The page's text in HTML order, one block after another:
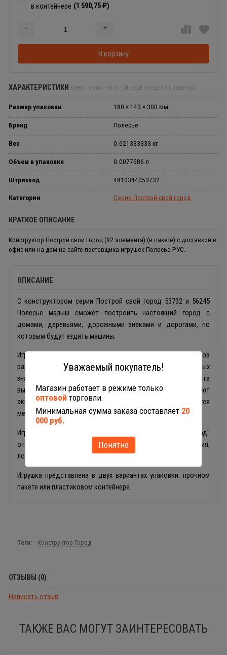
в контейнере (1 590,75 ₽)
- +
В корзину
ХАРАКТЕРИСТИКИ КОНСТРУКТОР ПОСТРОЙ СВОЙ ГОРОД (92 ЭЛЕМЕНТА)
Размер упаковки 180 × 140 × 300 мм
Бренд Полесье
Вес 0.621333333 кг
Объем в упаковке 0.0077586 л
Штрихкод 4810344053732
Категории Серия Построй свой город
КРАТКОЕ ОПИСАНИЕ
Конструктор Построй свой город (92 элемента) (в пакете) с доставкой в
офис или на дом на сайте поставщика игрушек Полесье-РУС.
ОПИСАНИЕ
С конструктором серии Построй свой город 53732 и 56245
Полесье малыш сможет построить настоящий город с
домами, деревьями, дорожными знаками и дорогами, по
которым будут ездить машины.
Игрушка включает в себя блоки для постройки домиков
различной этажности,детали забора, 4 дерева, 4 дорожных
знака, 2 автомобиля: грузовой и легковой. Все 92 элемента
выполнены из прочного безопасного пластика, имеют
аккуратно обработанные швы и с лёгкостью соединяются
между собой.
Игры с детским конструктором серии "Построй свой город"
от фабрики "Полесье" способствуют развитию воображения,
логики, пространственного мышления и мелкой моторики.
Игрушка представлена в двух вариантах упаковки: прочном
пакете или пластиковом контейнере.
Теги: Конструктор Город
ОТЗЫВЫ (0)
Написать отзыв
ТАКЖЕ ВАС МОГУТ ЗАИНТЕРЕСОВАТЬ
Уважаемый покупатель!
Магазин работает в режиме только
оптовой торговли.
Минимальная сумма заказа составляет 20
000 руб.
Понятно